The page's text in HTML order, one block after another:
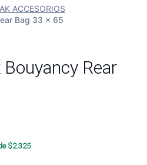
ACCESORIOS
Bag 33 x 65
Rear
$2.325